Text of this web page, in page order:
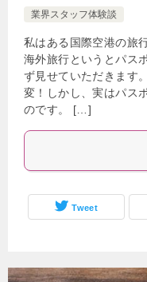
業界スタッフ体験談
私はある国際空港の旅
海外旅行というとパス
ず見せていただきます
変！しかし、実はパス
のです。 […]
Tweet